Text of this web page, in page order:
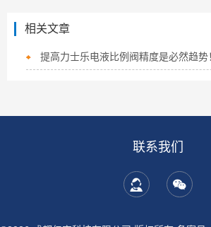
相关文章
提高力士乐电液比例阀精度是必然趋势
联系我们